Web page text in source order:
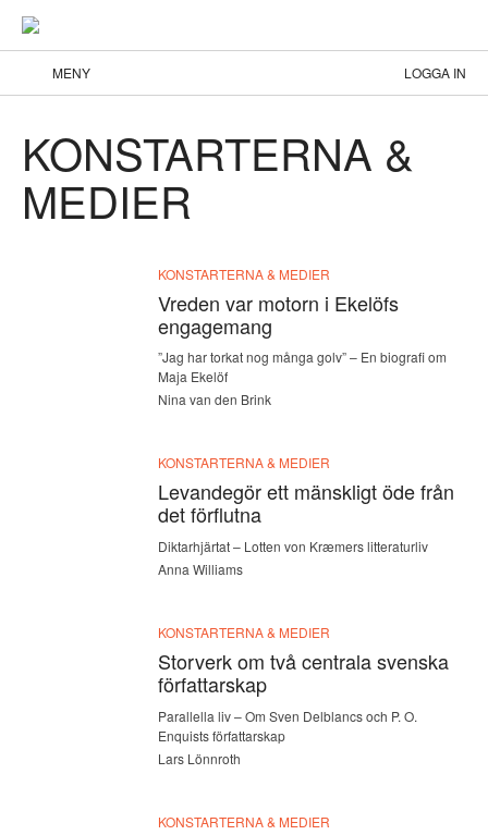
MENY LOGGA IN
KONSTARTERNA &
MEDIER
KONSTARTERNA & MEDIER
Vreden var motorn i Ekelöfs
engagemang
”Jag har torkat nog många golv” – En biografi om
Maja Ekelöf
Nina van den Brink
KONSTARTERNA & MEDIER
Levandegör ett mänskligt öde från
det förflutna
Diktarhjärtat – Lotten von Kræmers litteraturliv
Anna Williams
KONSTARTERNA & MEDIER
Storverk om två centrala svenska
författarskap
Parallella liv – Om Sven Delblancs och P. O.
Enquists författarskap
Lars Lönnroth
KONSTARTERNA & MEDIER